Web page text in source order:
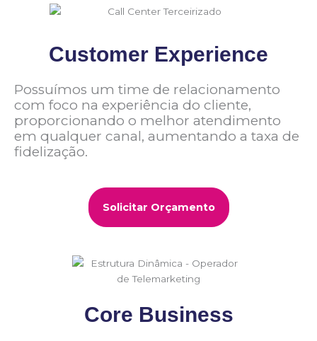
Customer Experience
Possuímos um time de relacionamento
com foco na experiência do cliente,
proporcionando o melhor atendimento
em qualquer canal, aumentando a taxa de
fidelização.
Solicitar Orçamento
Core Business